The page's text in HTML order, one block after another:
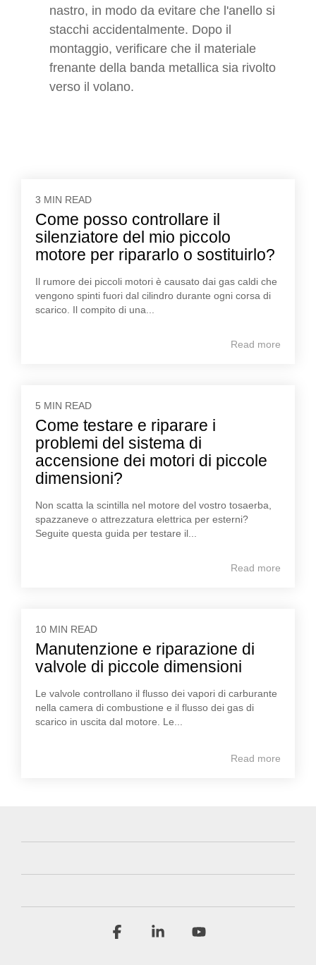
nastro, in modo da evitare che l'anello si
stacchi accidentalmente. Dopo il
montaggio, verificare che il materiale
frenante della banda metallica sia rivolto
verso il volano.
3 MIN READ
Come posso controllare il
silenziatore del mio piccolo
motore per ripararlo o sostituirlo?
Il rumore dei piccoli motori è causato dai gas caldi che
vengono spinti fuori dal cilindro durante ogni corsa di
scarico. Il compito di una...
Read more
5 MIN READ
Come testare e riparare i
problemi del sistema di
accensione dei motori di piccole
dimensioni?
Non scatta la scintilla nel motore del vostro tosaerba,
spazzaneve o attrezzatura elettrica per esterni?
Seguite questa guida per testare il...
Read more
10 MIN READ
Manutenzione e riparazione di
valvole di piccole dimensioni
Le valvole controllano il flusso dei vapori di carburante
nella camera di combustione e il flusso dei gas di
scarico in uscita dal motore. Le...
Read more
Facebook Linkedin